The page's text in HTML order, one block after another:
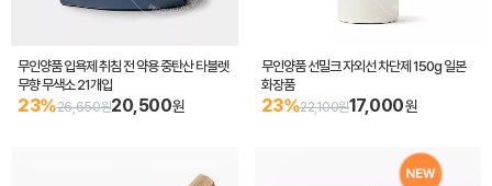
무인양품 입욕제 취침 전 약용 중탄산 타블렛
무향 무색소 21개입
23%26,650원20,500원
무인양품 선밀크 자외선 차단제 150g 일본
화장품
23%22,100원17,000원